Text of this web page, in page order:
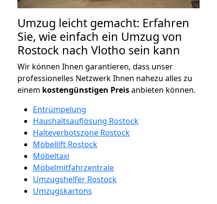
Umzug leicht gemacht: Erfahren
Sie, wie einfach ein Umzug von
Rostock nach Vlotho sein kann
Wir können Ihnen garantieren, dass unser
professionelles Netzwerk Ihnen nahezu alles zu
einem kostengünstigen Preisanbieten können.
Entrümpelung
Haushaltsauflösung Rostock
Halteverbotszone Rostock
Möbellift Rostock
Möbeltaxi
Möbelmitfahrzentrale
Umzugshelfer Rostock
Umzugskartons